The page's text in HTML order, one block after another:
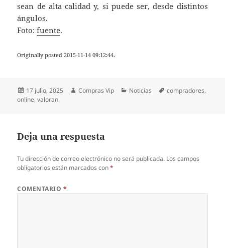
sean de alta calidad y, si puede ser, desde distintos
ángulos.
Foto:fuente.
Originally posted 2015-11-14 09:12:44.
Publicado
el
17 julio, 2025 Autor
Compras Vip Categorías
Noticias Etiquetas
compradores,
online,valoran
Deja una respuesta
Tu dirección de correo electrónico no será publicada. Los campos
obligatorios están marcados con*
COMENTARIO *